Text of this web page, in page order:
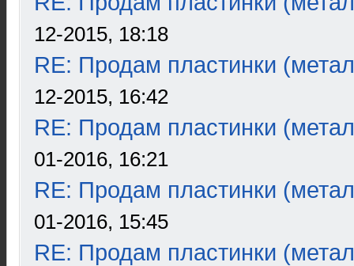
12-2015, 18:18
RE: Продам пластинки
12-2015, 16:42
RE: Продам пластинки
01-2016, 16:21
RE: Продам пластинки
01-2016, 15:45
RE: Продам пластинки